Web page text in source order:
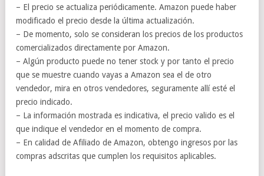
– El precio se actualiza periódicamente. Amazon puede haber
modificado el precio desde la última actualización.
– De momento, solo se consideran los precios de los productos
comercializados directamente por Amazon.
– Algún producto puede no tener stock y por tanto el precio
que se muestre cuando vayas a Amazon sea el de otro
vendedor, mira en otros vendedores, seguramente allí esté el
precio indicado.
– La información mostrada es indicativa, el precio valido es el
que indique el vendedor en el momento de compra.
– En calidad de Afiliado de Amazon, obtengo ingresos por las
compras adscritas que cumplen los requisitos aplicables.